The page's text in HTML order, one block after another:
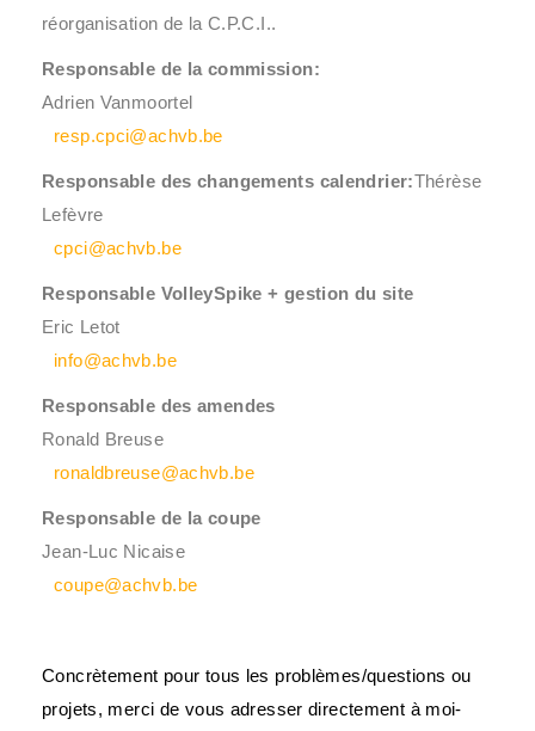
réorganisation de la C.P.C.I..
Responsable de la commission:
Adrien Vanmoortel
resp.cpci@achvb.be
Responsable des changements calendrier:Thérèse
Lefèvre
cpci@achvb.be
Responsable VolleySpike + gestion du site
Eric Letot
info@achvb.be
Responsable des amendes
Ronald Breuse
ronaldbreuse@achvb.be
Responsable de la coupe
Jean-Luc Nicaise
coupe@achvb.be
Concrètement pour tous les problèmes/questions ou
projets, merci de vous adresser directement à moi-